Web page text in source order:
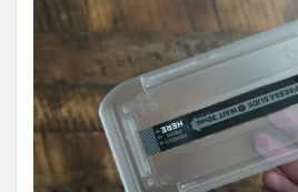
ポー
で撮
影。